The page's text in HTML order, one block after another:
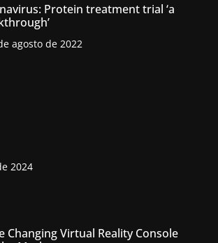
Protein treatment trial ‘a
agosto de 2022
2024
Changing Virtual Reality Console